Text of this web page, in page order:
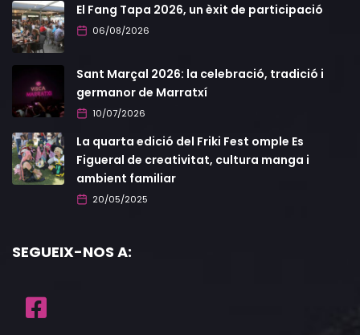
El Fang Tapa 2026, un èxit de participació
06/08/2026
Sant Marçal 2026: la celebració, tradició i
germanor de Marratxí
10/07/2026
La quarta edició del Friki Fest omple Es
Figueral de creativitat, cultura manga i
ambient familiar
20/05/2025
SEGUEIX-NOS A: